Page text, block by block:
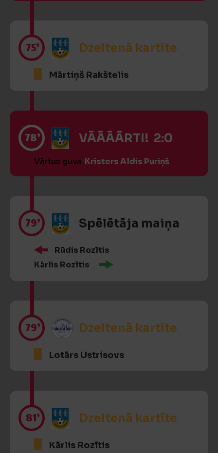
75’ Dzeltenā kartīte
Mārtiņš Rakštelis
78’ VĀĀĀĀRTI! 2:0
Vārtus guva Kristers Aldis Puriņš
79’ Spēlētāja maiņa
Rūdis Rozītis
Kārlis Rozītis
79’ Dzeltenā kartīte
Lotārs Ustrisovs
81’ Dzeltenā kartīte
Kārlis Rozītis